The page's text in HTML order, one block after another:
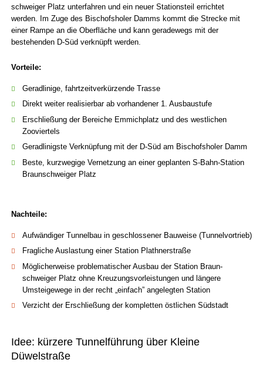
schweiger Platz unter­fahren und ein neuer Stations­teil errichtet
werden. Im Zuge des Bischofs­holer Damms kommt die Strecke mit
einer Rampe an die Ober­fläche und kann geradewegs mit der
bestehenden D-Süd verknüpft werden.
Vorteile:
Geradlinige, fahrtzeitverkürzende Trasse
Direkt weiter realisierbar ab vorhandener 1. Ausbaustufe
Erschließung der Bereiche Emmichplatz und des westlichen
Zooviertels
Geradlinigste Verknüpfung mit der D-Süd am Bischofsholer Damm
Beste, kurzwegige Vernetzung an einer geplanten S-Bahn-Station
Braunschweiger Platz
Nachteile:
Aufwändiger Tunnelbau in geschlossener Bauweise (Tunnelvortrieb)
Fragliche Auslastung einer Station Plathnerstraße
Möglicherweise problematischer Ausbau der Station Braun­
schweiger Platz ohne Kreuzungs­vorleistungen und längere
Umsteigewege in der recht „einfach” angelegten Station
Verzicht der Erschließung der kompletten östlichen Südstadt
Idee: kürzere Tunnelführung über Kleine
Düwelstraße